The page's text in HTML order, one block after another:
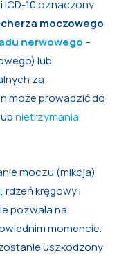
10 oznaczony
moczowego
nerwowego –
lub
za
może prowadzić do
nietrzymania
moczu (mikcja)
, rdzeń kręgowy i
pozwala na
momencie.
uszkodzony